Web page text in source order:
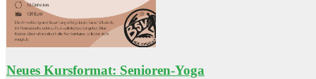
Neues Kursformat: Senioren-Yoga